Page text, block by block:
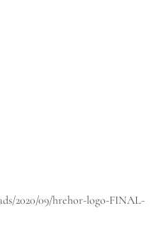
2020/09/hrehor-logo-FINAL-